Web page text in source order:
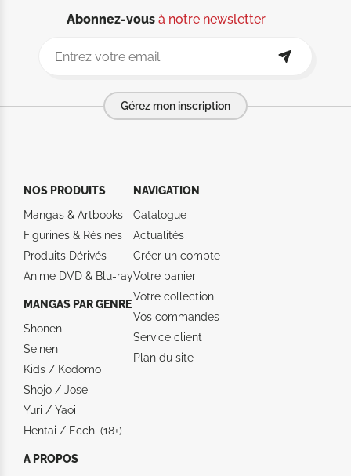
Abonnez-vousà notre newsletter
Gérez mon inscription
NOS PRODUITS
Mangas & Artbooks
Figurines & Résines
Produits Dérivés
Anime DVD & Blu‑ray
MANGAS PAR GENRE
Shonen
Seinen
Kids / Kodomo
Shojo / Josei
Yuri / Yaoi
Hentai / Ecchi (18+)
NAVIGATION
Catalogue
Actualités
Créer un compte
Votre panier
Votre collection
Vos commandes
Service client
Plan du site
A PROPOS